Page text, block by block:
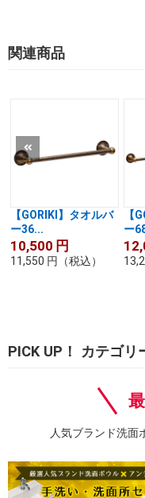
関連商品
【GORIKI】タオルバ
ー36...
10,500 円
11,550 円 （税込）
【
ー
PICK UP！ カテゴリ
人気ブランド洗面